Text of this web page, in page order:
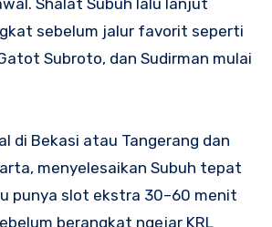
Shalat Subuh lalu lanjut
sebelum jalur favorit seperti
Subroto, dan Sudirman mulai
di Bekasi atau Tangerang dan
menyelesaikan Subuh tepat
punya slot ekstra 30–60 menit
berangkat ngejar KRL